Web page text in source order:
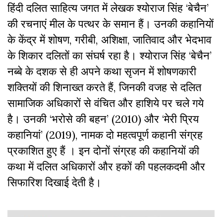
हिंदी दलित साहित्य जगत में लेखक श्योराज सिंह ‘बेचैन’
की रचनाएं मील के पत्थर के समान हैं। उनकी कहानियों
के केंद्र में शोषण, गरीबी, अशिक्षा, जातिवाद और भेदभाव
के शिकार दलितों का संघर्ष रहा है। श्योराज सिंह ‘बेचैन’
नब्बे के दशक से ही अपने कथा सृजन में शोषणकारी
शक्तियों की शिनाख्त करते हैं, जिनकी वजह से दलित
सामाजिक अधिकारों से वंचित और हाशिये पर चले गये
है। उनकी ‘भरोसे की बहन’ (2010) और ‘मेरी प्रिय
कहानियां’ (2019), नामक दो महत्वपूर्ण कहानी संग्रह
प्रकाशित हुए हैं । इन दोनों संग्रह की कहानियों की
कथा में दलित अधिकारों और हकों की पहलकदमी और
सिफारिश दिखाई देती है।